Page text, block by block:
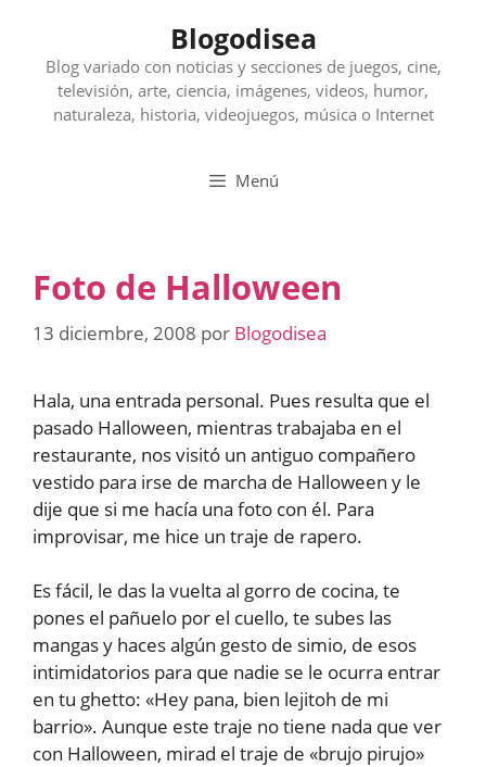
contenido
Blogodisea
Blog variado con noticias y secciones de juegos, cine,
televisión, arte, ciencia, imágenes, videos, humor,
naturaleza, historia, videojuegos, música o Internet
Menú
Foto de Halloween
13 diciembre, 2008 por Blogodisea
Hala, una entrada personal. Pues resulta que el
pasado Halloween, mientras trabajaba en el
restaurante, nos visitó un antiguo compañero
vestido para irse de marcha de Halloween y le
dije que si me hacía una foto con él. Para
improvisar, me hice un traje de rapero.
Es fácil, le das la vuelta al gorro de cocina, te
pones el pañuelo por el cuello, te subes las
mangas y haces algún gesto de simio, de esos
intimidatorios para que nadie se le ocurra entrar
en tu ghetto: «Hey pana, bien lejitoh de mi
barrio». Aunque este traje no tiene nada que ver
con Halloween, mirad el traje de «brujo pirujo»